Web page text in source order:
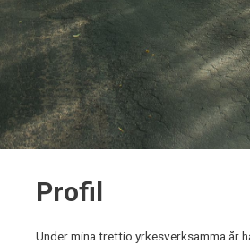
Profil
Under mina trettio yrkesverksamma år